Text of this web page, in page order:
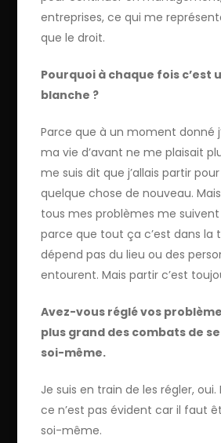
entreprises, ce qui me
que le droit.
Pourquoi à chaque fois c’est
blanche ?
Parce que à un moment donné
ma vie d’avant ne me plaisait
me suis dit que j’allais partir
quelque chose de nouveau.
tous mes problèmes me
parce que tout ça c’est dans la
dépend pas du lieu ou des
entourent. Mais partir c’est
Avez-vous réglé vos
plus grand des combats de
soi-même.
Je suis en train de les régler,
ce n’est pas évident car il faut
soi-même.